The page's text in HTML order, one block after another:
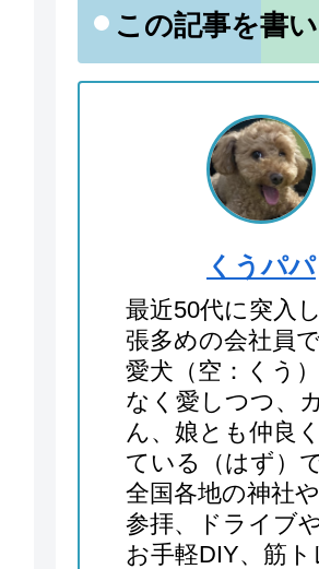
この記事を書
くうパパ
最近50代に突入
張多めの会社員で
愛犬（空：くう
なく愛しつつ、
ん、娘とも仲良
ている（はず）
全国各地の神社
参拝、ドライブ
お手軽DIY、筋ト